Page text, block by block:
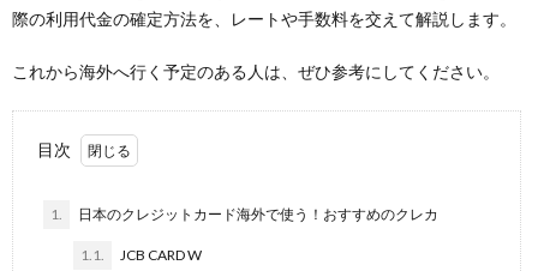
際の利用代金の確定方法を、レートや手数料を交えて解説します。
これから海外へ行く予定のある人は、ぜひ参考にしてください。
目次
1. 日本のクレジットカード海外で使う！おすすめのクレカ
1.1. JCB CARD W